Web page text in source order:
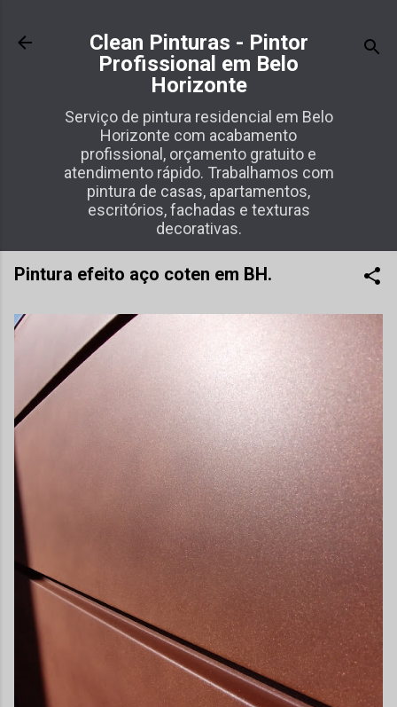
Clean Pinturas - Pintor
Profissional em Belo
Horizonte
Serviço de pintura residencial em Belo
Horizonte com acabamento
profissional, orçamento gratuito e
atendimento rápido. Trabalhamos com
pintura de casas, apartamentos,
escritórios, fachadas e texturas
decorativas.
Pintura efeito aço coten em BH.